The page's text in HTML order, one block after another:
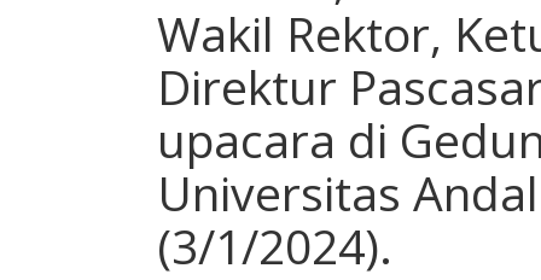
Wakil Rektor,
Direktur
upacara di
Universitas
(3/1/2024).